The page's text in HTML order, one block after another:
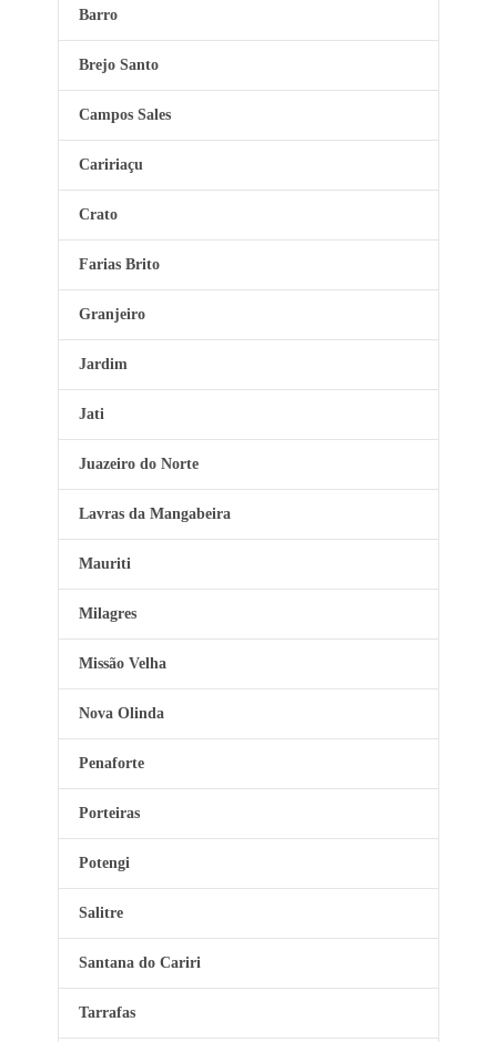
Barro
Brejo Santo
Campos Sales
Caririaçu
Crato
Farias Brito
Granjeiro
Jardim
Jati
Juazeiro do Norte
Lavras da Mangabeira
Mauriti
Milagres
Missão Velha
Nova Olinda
Penaforte
Porteiras
Potengi
Salitre
Santana do Cariri
Tarrafas